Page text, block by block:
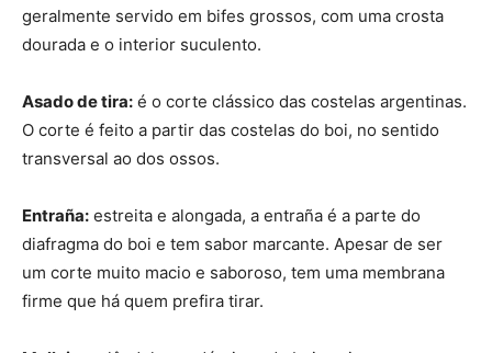
geralmente servido em bifes grossos, com uma crosta
dourada e o interior suculento.
Asado de tira: é o corte clássico das costelas argentinas.
O corte é feito a partir das costelas do boi, no sentido
transversal ao dos ossos.
Entraña: estreita e alongada, a entraña é a parte do
diafragma do boi e tem sabor marcante. Apesar de ser
um corte muito macio e saboroso, tem uma membrana
firme que há quem prefira tirar.